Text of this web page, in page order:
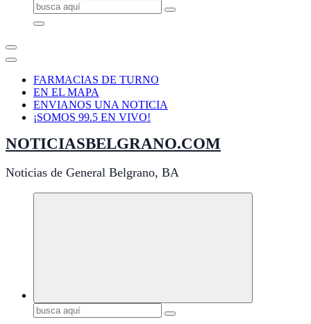
Buscar:
FARMACIAS DE TURNO
EN EL MAPA
ENVIANOS UNA NOTICIA
¡SOMOS 99.5 EN VIVO!
NOTICIASBELGRANO.COM
Noticias de General Belgrano, BA
Buscar: